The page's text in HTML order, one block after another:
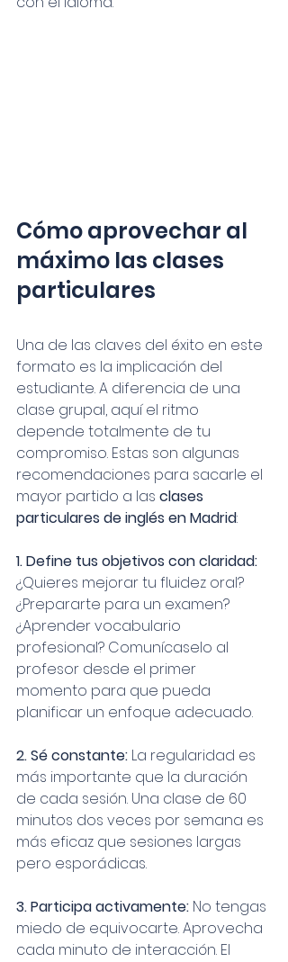
Cómo aprovechar al
máximo las clases
particulares
Una de las claves del éxito en este
formato es la implicación del
estudiante. A diferencia de una
clase grupal, aquí el ritmo
depende totalmente de tu
compromiso. Estas son algunas
recomendaciones para sacarle el
mayor partido a las clases
particulares de inglés en Madrid:
1. Define tus objetivos con claridad:
¿Quieres mejorar tu fluidez oral?
¿Prepararte para un examen?
¿Aprender vocabulario
profesional? Comunícaselo al
profesor desde el primer
momento para que pueda
planificar un enfoque adecuado.
2. Sé constante: La regularidad es
más importante que la duración
de cada sesión. Una clase de 60
minutos dos veces por semana es
más eficaz que sesiones largas
pero esporádicas.
3. Participa activamente: No tengas
miedo de equivocarte. Aprovecha
cada minuto de interacción. El